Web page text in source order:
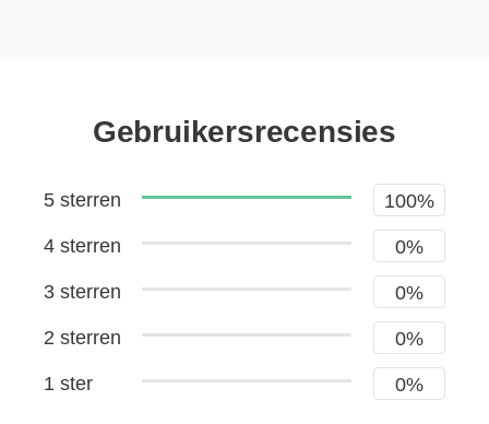
Gebruikersrecensies
5 sterren 100%
4 sterren 0%
3 sterren 0%
2 sterren 0%
1 ster 0%